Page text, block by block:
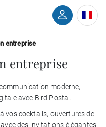
entreprise
entreprise
moderne,
avec Bird Postal.
vos cocktails, ouvertures de
des invitations élégantes